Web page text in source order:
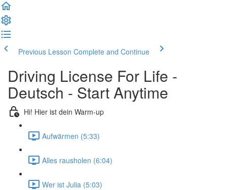
Previous Lesson Complete and Continue
Driving License For Life -
Deutsch - Start Anytime
Hi! Hier ist dein Warm-up
Aufwärmen (5:33)
Alles rausholen (6:04)
Wer ist Julia (5:03)